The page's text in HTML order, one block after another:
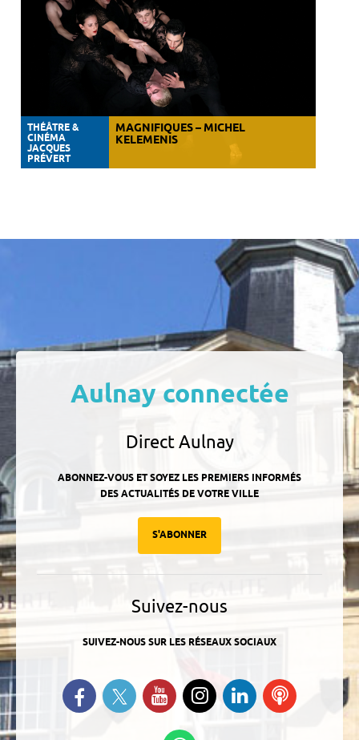
THÉÂTRE &
CINÉMA
JACQUES
PRÉVERT
MAGNIFIQUES – MICHEL
KELEMENIS
Aulnay connectée
Direct Aulnay
ABONNEZ-VOUS ET SOYEZ LES PREMIERS INFORMÉS
DES ACTUALITÉS DE VOTRE VILLE
S'ABONNER
Suivez-nous
SUIVEZ-NOUS SUR LES RÉSEAUX SOCIAUX
Retrouvez-nous sur Facebook
Suivez-nous sur Twitter
Suivez-nous sur YouTube
Suivez-nous sur
Instagram
Retrouvez-
nous sur
Ecoutez